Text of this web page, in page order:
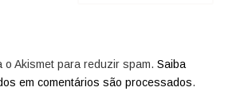
o Akismet para reduzir spam. Saiba
em comentários são processados.